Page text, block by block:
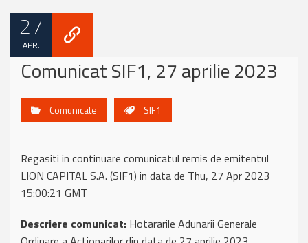
27
APR.
Comunicat SIF1, 27 aprilie 2023
Comunicate SIF1
Regasiti in continuare comunicatul remis de emitentul
LION CAPITAL S.A. (SIF1) in data de Thu, 27 Apr 2023
15:00:21 GMT
Descriere comunicat: Hotararile Adunarii Generale